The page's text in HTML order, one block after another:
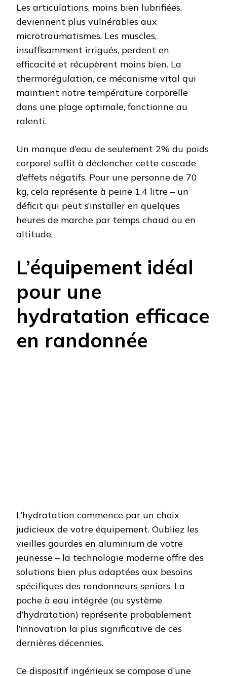
Les articulations, moins bien lubrifiées,
deviennent plus vulnérables aux
microtraumatismes. Les muscles,
insuffisamment irrigués, perdent en
efficacité et récupèrent moins bien. La
thermorégulation, ce mécanisme vital qui
maintient notre température corporelle
dans une plage optimale, fonctionne au
ralenti.
Un manque d’eau de seulement 2% du poids
corporel suffit à déclencher cette cascade
d’effets négatifs. Pour une personne de 70
kg, cela représente à peine 1,4 litre – un
déficit qui peut s’installer en quelques
heures de marche par temps chaud ou en
altitude.
L’équipement idéal
pour une
hydratation efficace
en randonnée
L’hydratation commence par un choix
judicieux de votre équipement. Oubliez les
vieilles gourdes en aluminium de votre
jeunesse – la technologie moderne offre des
solutions bien plus adaptées aux besoins
spécifiques des randonneurs seniors. La
poche à eau intégrée (ou système
d’hydratation) représente probablement
l’innovation la plus significative de ces
dernières décennies.
Ce dispositif ingénieux se compose d’une